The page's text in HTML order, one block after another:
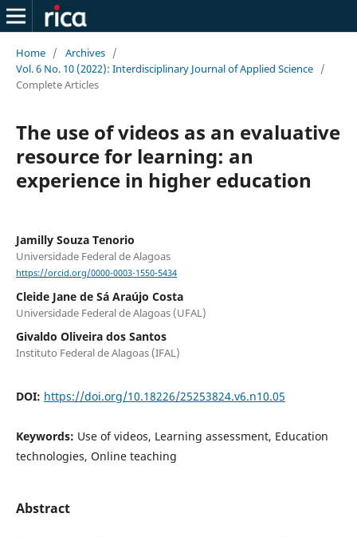
Home / Archives /
Vol. 6 No. 10 (2022): Interdisciplinary Journal of Applied Science /
Complete Articles
The use of videos as an evaluative
resource for learning: an
experience in higher education
Jamilly Souza Tenorio
Universidade Federal de Alagoas
https://orcid.org/0000-0003-1550-5434
Cleide Jane de Sá Araújo Costa
Universidade Federal de Alagoas (UFAL)
Givaldo Oliveira dos Santos
Instituto Federal de Alagoas (IFAL)
DOI: https://doi.org/10.18226/25253824.v6.n10.05
Keywords: Use of videos, Learning assessment, Education
technologies, Online teaching
Abstract